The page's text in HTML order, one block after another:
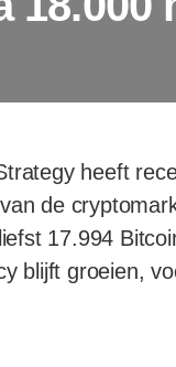
heeft
de
17.994
blijft groeien,